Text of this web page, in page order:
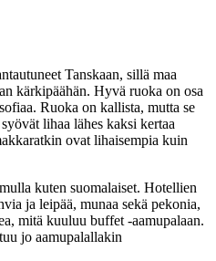
Tanskaan, sillä maa
kärkipäähän. Hyvä ruoka on osa
Ruoka on kallista, mutta se
lihaa lähes kaksi kertaa
ovat lihaisempia kuin
kuten suomalaiset. Hotellien
ja leipää, munaa sekä pekonia,
mitä kuuluu buffet -aamupalaan.
jo aamupalallakin